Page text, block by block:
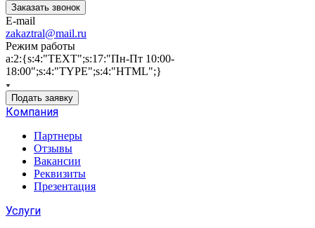
Заказать звонок
E-mail
zakaztral@mail.ru
Режим работы
a:2:{s:4:"TEXT";s:17:"Пн-Пт 10:00-
18:00";s:4:"TYPE";s:4:"HTML";}
Подать заявку
Компания
Партнеры
Отзывы
Вакансии
Реквизиты
Презентация
Услуги